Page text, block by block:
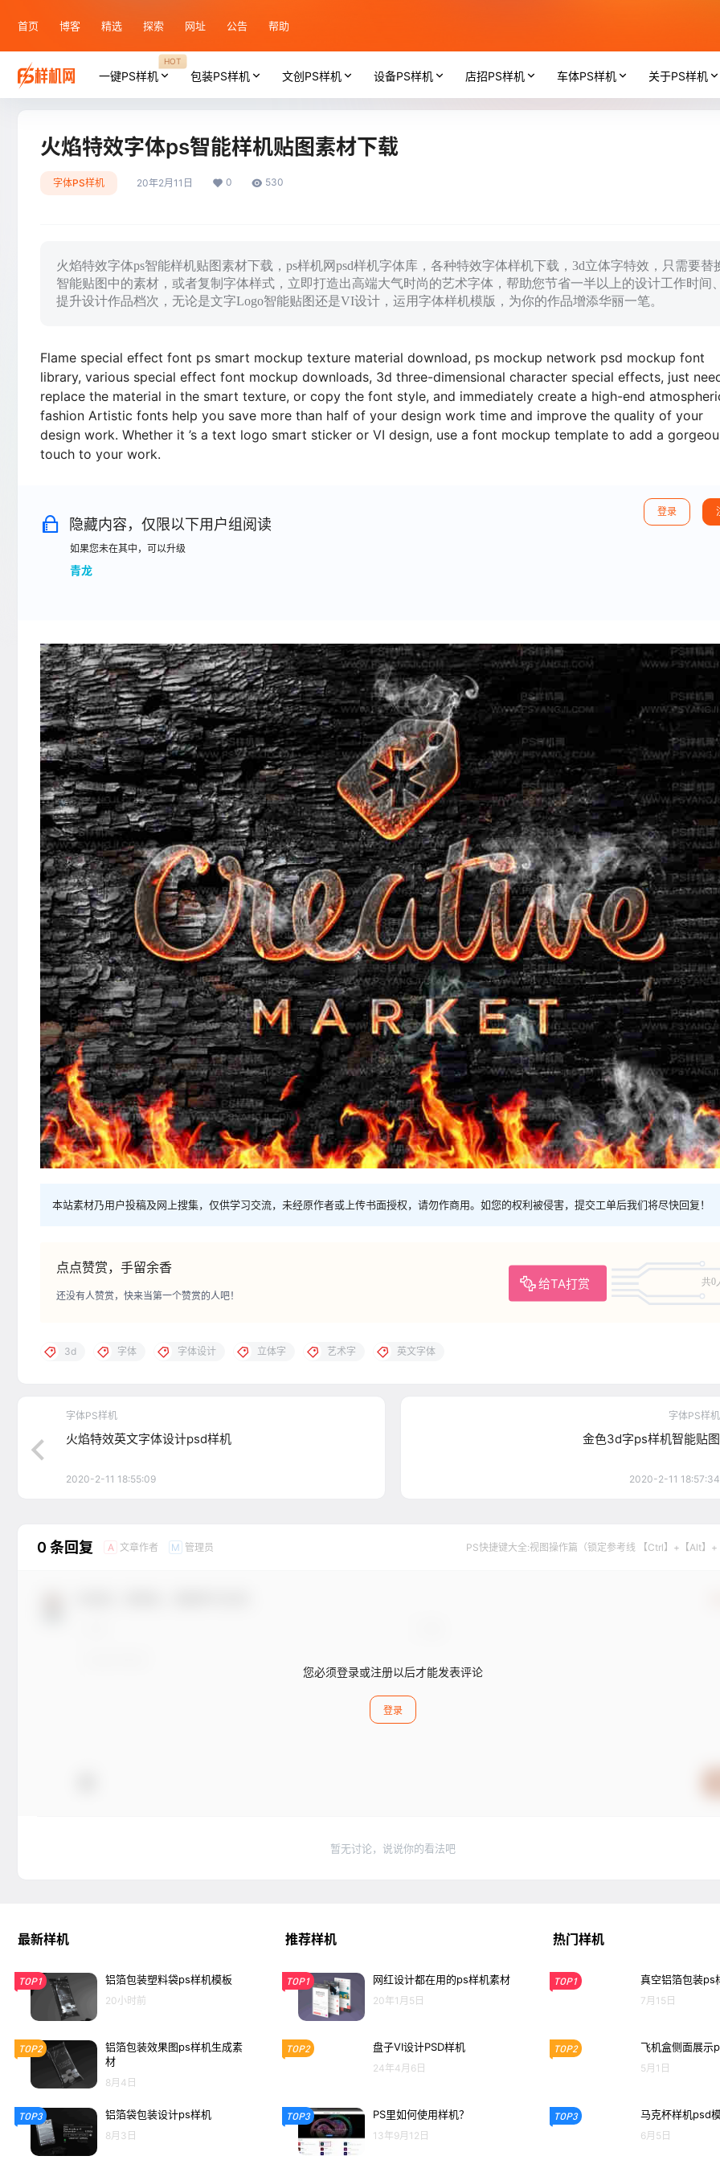
首页 博客 精选 探索 网址 公告 帮助
一键PS样机
HOT
包装PS样机 文创PS样机 设备PS样机 店招PS样机 车体PS样机 关于PS样机
火焰特效字体ps智能样机贴图素材下载
字体PS样机 20年2月11日 0 530
火焰特效字体ps智能样机贴图素材下载，ps样机网psd样机字体库，各种特效字体样机下载，3d立体字特效，只需要替
智能贴图中的素材，或者复制字体样式，立即打造出高端大气时尚的艺术字体，帮助您节省一半以上的设计工作时间
提升设计作品档次，无论是文字Logo智能贴图还是VI设计，运用字体样机模版，为你的作品增添华丽一笔。
Flame special effect font ps smart mockup texture material download, ps mockup network psd mockup font
library, various special effect font mockup downloads, 3d three-dimensional character special effects, just
replace the material in the smart texture, or copy the font style, and immediately create a high-end
fashion Artistic fonts help you save more than half of your design work time and improve the quality of your
design work. Whether it ’s a text logo smart sticker or VI design, use a font mockup template to add a
touch to your work.
隐藏内容，仅限以下用户组阅读
如果您未在其中，可以升级
青龙
登录
本站素材乃用户投稿及网上搜集，仅供学习交流，未经原作者或上传书面授权，请勿作商用。如您的权利被侵害，提交工单后我们将尽快回复！
点点赞赏，手留余香
给TA打赏 共0
还没有人赞赏，快来当第一个赞赏的人吧！
3d 字体 字体设计 立体字 艺术字 英文字体
字体PS样机
火焰特效英文字体设计psd样机
2020-2-11 18:55:09
字体PS样机
金色3d字ps样机智能贴图
2020-2-11 18:57:34
0 条回复 A 文章作者 M 管理员 PS快捷键大全:视图操作篇（锁定参考线 【Ctrl】+【Alt】+
您必须登录或注册以后才能发表评论
登录
暂无讨论，说说你的看法吧
最新样机
TOP1 铝箔包装塑料袋ps样机模板
20小时前
TOP2
铝箔包装效果图ps样机生成素
材
8月4日
TOP3 铝箔袋包装设计ps样机
8月3日
推荐样机
TOP1 网红设计都在用的ps样机素材
20年1月5日
TOP2 盘子VI设计PSD样机
24年4月6日
TOP3 PS里如何使用样机？
13年9月12日
热门样机
TOP1 真空铝箔包装ps
7月15日
TOP2 飞机盒侧面展示
5月1日
TOP3 马克杯样机psd
6月5日